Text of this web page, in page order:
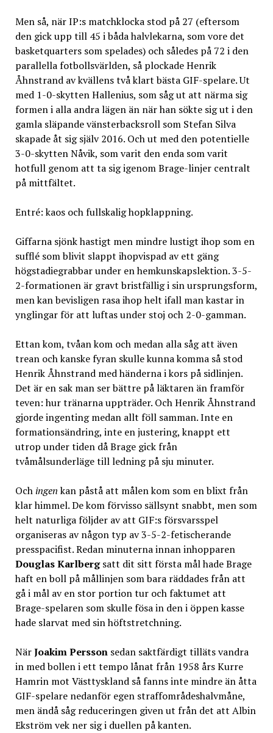
Men så, när IP:s matchklocka stod på 27 (eftersom
den gick upp till 45 i båda halvlekarna, som vore det
basketquarters som spelades) och således på 72 i den
parallella fotbollsvärlden, så plockade Henrik
Åhnstrand av kvällens två klart bästa GIF-spelare. Ut
med 1-0-skytten Hallenius, som såg ut att närma sig
formen i alla andra lägen än när han sökte sig ut i den
gamla släpande vänsterbacksroll som Stefan Silva
skapade åt sig själv 2016. Och ut med den potentielle
3-0-skytten Nåvik, som varit den enda som varit
hotfull genom att ta sig igenom Brage-linjer centralt
på mittfältet.
Entré: kaos och fullskalig hopklappning.
Giffarna sjönk hastigt men mindre lustigt ihop som en
sufflé som blivit slappt ihopvispad av ett gäng
högstadiegrabbar under en hemkunskapslektion. 3-5-
2-formationen är gravt bristfällig i sin ursprungsform,
men kan bevisligen rasa ihop helt ifall man kastar in
ynglingar för att luftas under stoj och 2-0-gamman.
Ettan kom, tvåan kom och medan alla såg att även
trean och kanske fyran skulle kunna komma så stod
Henrik Åhnstrand med händerna i kors på sidlinjen.
Det är en sak man ser bättre på läktaren än framför
teven: hur tränarna uppträder. Och Henrik Åhnstrand
gjorde ingenting medan allt föll samman. Inte en
formationsändring, inte en justering, knappt ett
utrop under tiden då Brage gick från
tvåmålsunderläge till ledning på sju minuter.
Och ingenkan påstå att målen kom som en blixt från
klar himmel. De kom förvisso sällsynt snabbt, men som
helt naturliga följder av att GIF:s försvarsspel
organiseras av någon typ av 3-5-2-fetischerande
presspacifist. Redan minuterna innan inhopparen
Douglas Karlbergsatt dit sitt första mål hade Brage
haft en boll på mållinjen som bara räddades från att
gå i mål av en stor portion tur och faktumet att
Brage-spelaren som skulle fösa in den i öppen kasse
hade slarvat med sin höftstretchning.
NärJoakim Perssonsedan saktfärdigt tilläts vandra
in med bollen i ett tempo lånat från 1958 års Kurre
Hamrin mot Västtyskland så fanns inte mindre än åtta
GIF-spelare nedanför egen straffområdeshalvmåne,
men ändå såg reduceringen given ut från det att Albin
Ekström vek ner sig i duellen på kanten.